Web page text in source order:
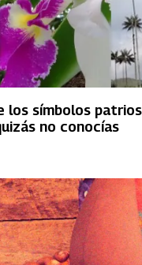
los símbolos
no conocías